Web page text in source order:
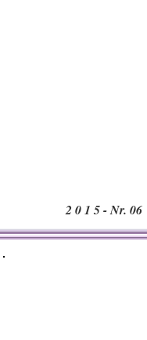
2 0 1 5 - Nr. 06